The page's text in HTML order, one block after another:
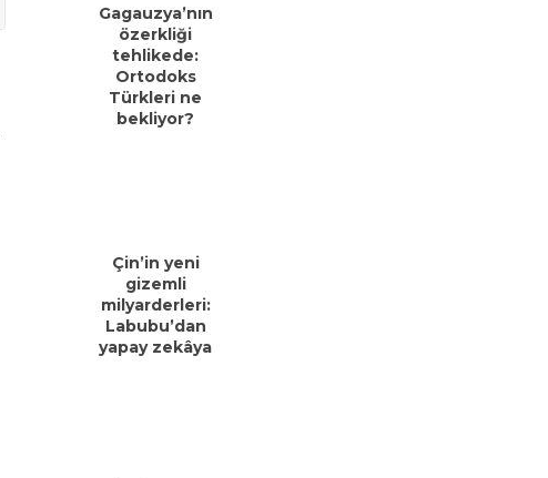
Gagauzya’nın
özerkliği
tehlikede:
Ortodoks
Türkleri ne
bekliyor?
Çin’in yeni
gizemli
milyarderleri:
Labubu’dan
yapay zekâya